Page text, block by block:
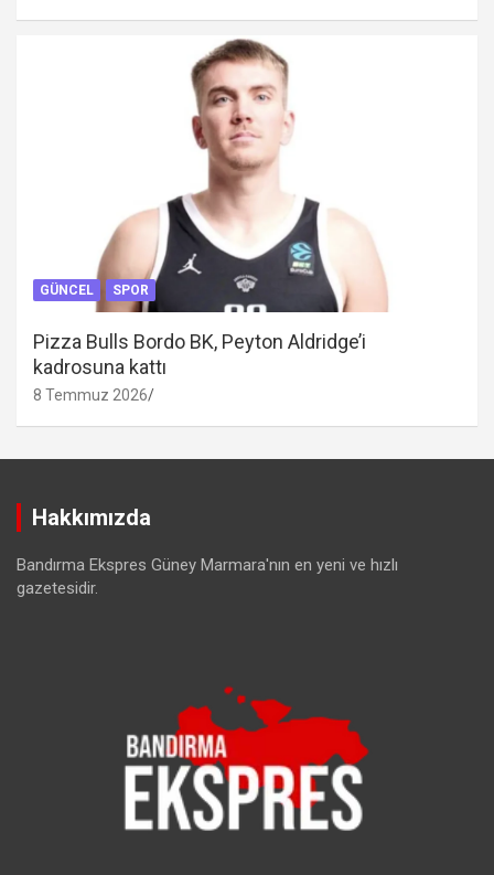
GÜNCEL SPOR
Pizza Bulls Bordo BK, Peyton Aldridge’i
kadrosuna kattı
8 Temmuz 2026
Hakkımızda
Bandırma Ekspres Güney Marmara'nın en yeni ve hızlı
gazetesidir.